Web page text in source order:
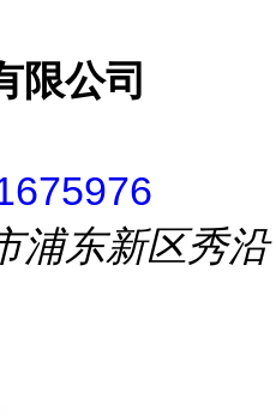
限公司
浦东新区秀沿